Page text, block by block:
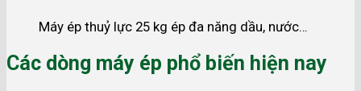
Máy ép thuỷ lực 25 kg ép đa năng dầu, nước…
Các dòng máy ép phổ biến hiện nay